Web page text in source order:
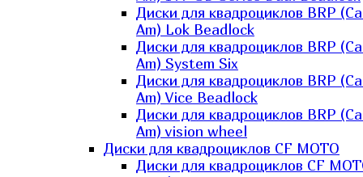
Диски для квадроциклов BRP
Am) Lok Beadlock
Диски для квадроциклов BRP
Am) System Six
Диски для квадроциклов BRP
Am) Vice Beadlock
Диски для квадроциклов BRP
Am) vision wheel
Диски для квадроциклов CF MOTO
Диски для квадроциклов CF